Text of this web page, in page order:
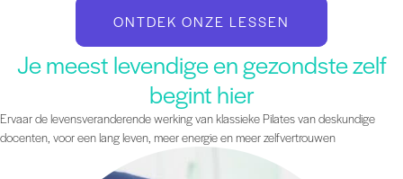
ONTDEK ONZE LESSEN
Je meest levendige en gezondste zelf
begint hier
Ervaar de levensveranderende werking van klassieke Pilates van deskundige
docenten, voor een lang leven, meer energie en meer zelfvertrouwen